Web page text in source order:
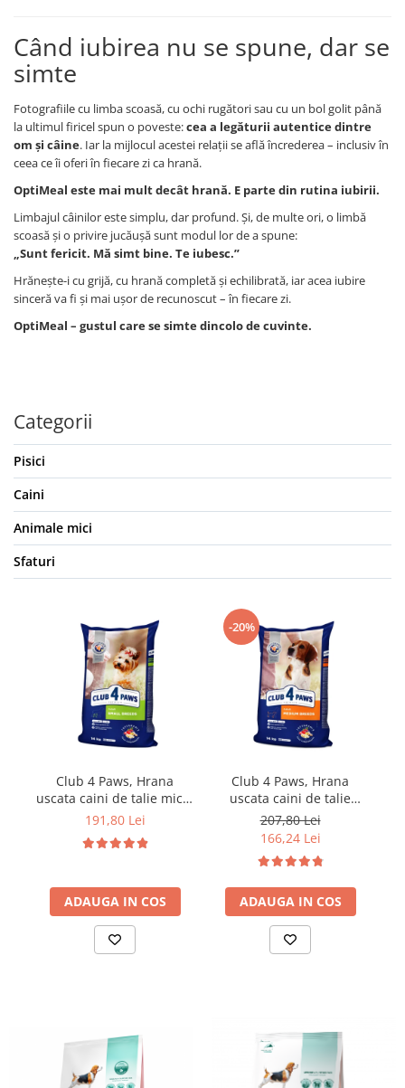
Când iubirea nu se spune, dar se
simte
Fotografiile cu limba scoasă, cu ochi rugători sau cu un bol golit până
la ultimul firicel spun o poveste:cea a legăturii autentice dintre
om și câine. Iar la mijlocul acestei relații se află încrederea – inclusiv în
ceea ce îi oferi în fiecare zi ca hrană.
OptiMeal este mai mult decât hrană. E parte din rutina iubirii.
Limbajul câinilor este simplu, dar profund. Și, de multe ori, o limbă
scoasă și o privire jucăușă sunt modul lor de a spune:
„Sunt fericit. Mă simt bine. Te iubesc.”
Hrănește-i cu grijă, cu hrană completă și echilibrată, iar acea iubire
sinceră va fi și mai ușor de recunoscut – în fiecare zi.
OptiMeal – gustul care se simte dincolo de cuvinte.
Categorii
Pisici
Caini
Animale mici
Sfaturi
Club 4 Paws, Hrana
uscata caini de talie mica,
pui, 14kg
191,80 Lei
ADAUGA IN COS
-20%
Club 4 Paws, Hrana
uscata caini de talie
medie, pui, 14kg
207,80 Lei
166,24 Lei
ADAUGA IN COS